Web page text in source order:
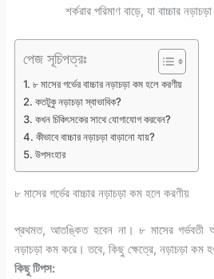
শর্করার পরিমাণ বাড়ে, যা বাচ্চার
পেজ সূচিপত্রঃ
৮ মাসের গর্ভের বাচ্চার নড়াচড়া কম হলে করণীয়
কতটুকু নড়াচড়া স্বাভাবিক?
কখন চিকিৎসকের সাথে যোগাযোগ করবেন?
কীভাবে বাচ্চার নড়াচড়া বাড়ানো যায়?
উপসংহার
৮ মাসের গর্ভের বাচ্চার নড়াচড়া কম হলে করণীয়
প্রথমত, আতঙ্কিত হবেন না। ৮ মাসের গর্ভবতী
নড়াচড়া কম করে। তবে, কিছু ক্ষেত্রে, নড়াচড়া কম
কিছু টিপস: